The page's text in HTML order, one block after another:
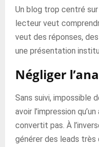
Un blog trop centré
lecteur veut
veut des réponses,
une présentation
Négliger
Sans suivi, impossible
avoir l’impression
convertit pas. À
générer des leads très